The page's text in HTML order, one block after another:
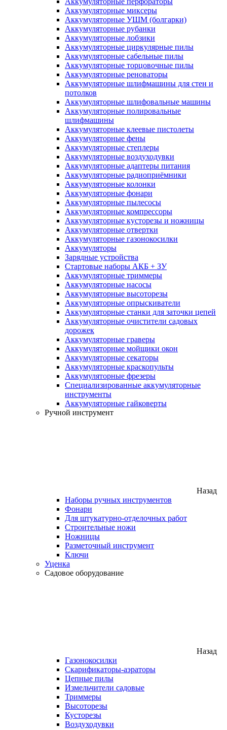
Аккумуляторные миксеры
Аккумуляторные УШМ (болгарки)
Аккумуляторные рубанки
Аккумуляторные лобзики
Аккумуляторные циркулярные пилы
Аккумуляторные сабельные пилы
Аккумуляторные торцовочные пилы
Аккумуляторные реноваторы
Аккумуляторные шлифмашины для стен и
потолков
Аккумуляторные шлифовальные машины
Аккумуляторные полировальные
шлифмашины
Аккумуляторные клеевые пистолеты
Аккумуляторные фены
Аккумуляторные степлеры
Аккумуляторные воздуходувки
Аккумуляторные адаптеры питания
Аккумуляторные радиоприёмники
Аккумуляторные колонки
Аккумуляторные фонари
Аккумуляторные пылесосы
Аккумуляторные компрессоры
Аккумуляторные кусторезы и ножницы
Аккумуляторные отвертки
Аккумуляторные газонокосилки
Аккумуляторы
Зарядные устройства
Стартовые наборы АКБ + ЗУ
Аккумуляторные триммеры
Аккумуляторные насосы
Аккумуляторные высоторезы
Аккумуляторные опрыскиватели
Аккумуляторные станки для заточки цепей
Аккумуляторные очистители садовых
дорожек
Аккумуляторные граверы
Аккумуляторные мойщики окон
Аккумуляторные секаторы
Аккумуляторные краскопульты
Аккумуляторные фрезеры
Специализированные аккумуляторные
инструменты
Аккумуляторные гайковерты
Ручной инструмент
Назад
Наборы ручных инструментов
Фонари
Для штукатурно-отделочных работ
Строительные ножи
Ножницы
Разметочный инструмент
Ключи
Уценка
Садовое оборудование
Назад
Газонокосилки
Скарификаторы-аэраторы
Цепные пилы
Измельчители садовые
Триммеры
Высоторезы
Кусторезы
Воздуходувки